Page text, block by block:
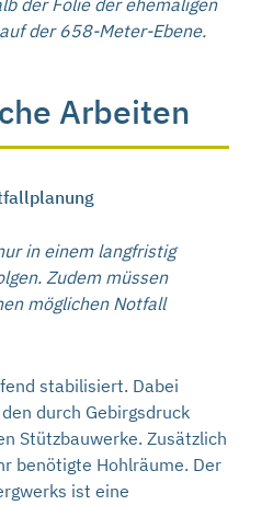
der Folie der ehemaligen
der 658-Meter-Ebene.
Arbeiten
in einem langfristig
Zudem müssen
möglichen Notfall
stabilisiert. Dabei
durch Gebirgsdruck
Stützbauwerke. Zusätzlich
benötigte Hohlräume. Der
ist eine